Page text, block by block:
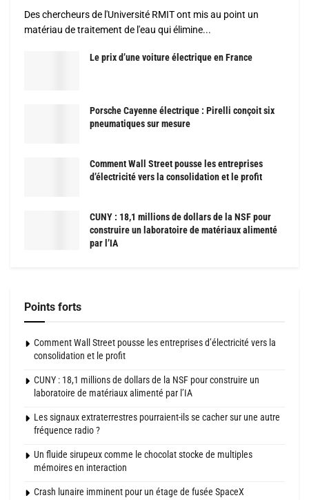
Des chercheurs de l'Université RMIT ont mis au point un
matériau de traitement de l'eau qui élimine...
Le prix d’une voiture électrique en France
Porsche Cayenne électrique : Pirelli conçoit six
pneumatiques sur mesure
Comment Wall Street pousse les entreprises
d’électricité vers la consolidation et le profit
CUNY : 18,1 millions de dollars de la NSF pour
construire un laboratoire de matériaux alimenté
par l’IA
Points forts
Comment Wall Street pousse les entreprises d’électricité vers la
consolidation et le profit
CUNY : 18,1 millions de dollars de la NSF pour construire un
laboratoire de matériaux alimenté par l’IA
Les signaux extraterrestres pourraient-ils se cacher sur une autre
fréquence radio ?
Un fluide sirupeux comme le chocolat stocke de multiples
mémoires en interaction
Crash lunaire imminent pour un étage de fusée SpaceX